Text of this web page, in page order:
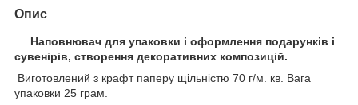
Опис
Наповнювач для упаковки і оформлення подарунків і
сувенірів, створення декоративних композицій.
Виготовлений з крафт паперу щільністю 70 г/м. кв. Вага
упаковки 25 грам.